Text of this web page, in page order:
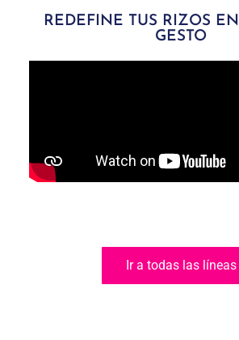
REDEFINE TUS RIZOS
GESTO
Ir a todas las líneas